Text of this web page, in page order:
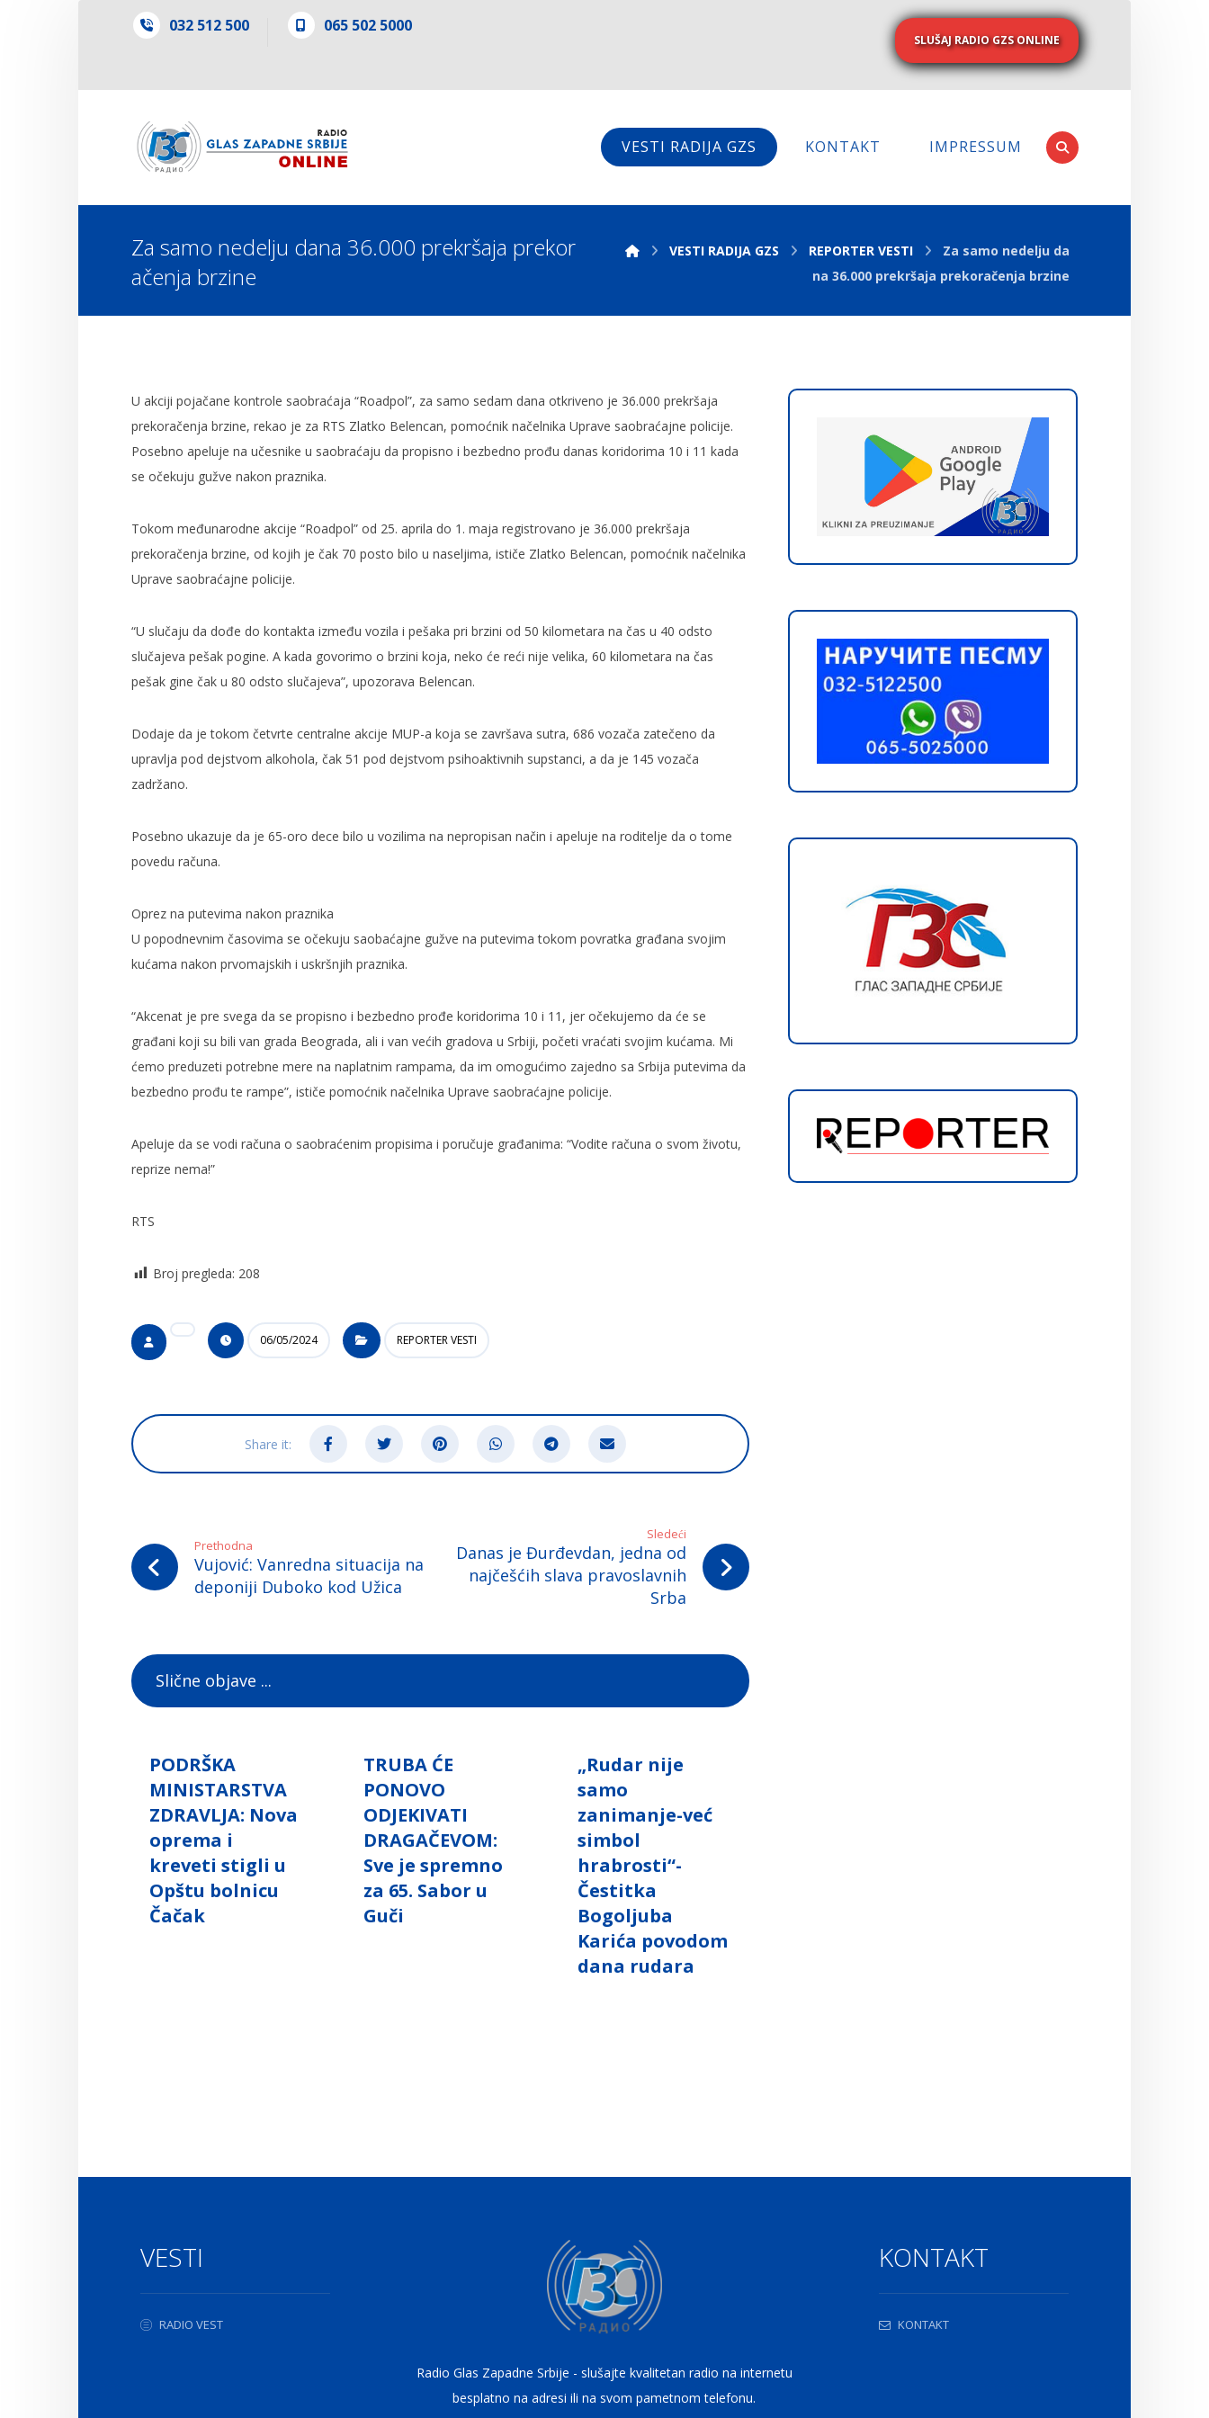
032 512 500 065 502 5000
SLUŠAJ RADIO GZS ONLINE
VESTI RADIJA GZS KONTAKT IMPRESSUM
Za samo nedelju dana 36.000 prekršaja prekor
ačenja brzine
VESTI RADIJA GZS REPORTER VESTI
Za samo nedelju da
na 36.000 prekršaja prekoračenja brzine
U akciji pojačane kontrole saobraćaja “Roadpol”, za samo sedam dana otkriveno je 36.000 prekršaja
prekoračenja brzine, rekao je za RTS Zlatko Belencan, pomoćnik načelnika Uprave saobraćajne policije.
Posebno apeluje na učesnike u saobraćaju da propisno i bezbedno prođu danas koridorima 10 i 11 kada
se očekuju gužve nakon praznika.
Tokom međunarodne akcije “Roadpol” od 25. aprila do 1. maja registrovano je 36.000 prekršaja
prekoračenja brzine, od kojih je čak 70 posto bilo u naseljima, ističe Zlatko Belencan, pomoćnik načelnika
Uprave saobraćajne policije.
“U slučaju da dođe do kontakta između vozila i pešaka pri brzini od 50 kilometara na čas u 40 odsto
slučajeva pešak pogine. A kada govorimo o brzini koja, neko će reći nije velika, 60 kilometara na čas
pešak gine čak u 80 odsto slučajeva”, upozorava Belencan.
Dodaje da je tokom četvrte centralne akcije MUP-a koja se završava sutra, 686 vozača zatečeno da
upravlja pod dejstvom alkohola, čak 51 pod dejstvom psihoaktivnih supstanci, a da je 145 vozača
zadržano.
Posebno ukazuje da je 65-oro dece bilo u vozilima na nepropisan način i apeluje na roditelje da o tome
povedu računa.
Oprez na putevima nakon praznika
U popodnevnim časovima se očekuju saobaćajne gužve na putevima tokom povratka građana svojim
kućama nakon prvomajskih i uskršnjih praznika.
“Akcenat je pre svega da se propisno i bezbedno prođe koridorima 10 i 11, jer očekujemo da će se
građani koji su bili van grada Beograda, ali i van većih gradova u Srbiji, početi vraćati svojim kućama. Mi
ćemo preduzeti potrebne mere na naplatnim rampama, da im omogućimo zajedno sa Srbija putevima da
bezbedno prođu te rampe”, ističe pomoćnik načelnika Uprave saobraćajne policije.
Apeluje da se vodi računa o saobraćenim propisima i poručuje građanima: “Vodite računa o svom životu,
reprize nema!”
RTS
Broj pregleda: 208
06/05/2024 REPORTER VESTI
Prethodna
Vujović: Vanredna situacija na
deponiji Duboko kod Užica
Sledeći
Danas je Đurđevdan, jedna od
najčešćih slava pravoslavnih
Srba
Slične objave ...
PODRŠKA
MINISTARSTVA
ZDRAVLJA: Nova
oprema i
kreveti stigli u
Opštu bolnicu
Čačak
TRUBA ĆE
PONOVO
ODJEKIVATI
DRAGAČEVOM:
Sve je spremno
za 65. Sabor u
Guči
„Rudar nije
samo
zanimanje-već
simbol
hrabrosti“-
Čestitka
Bogoljuba
Karića povodom
dana rudara
VESTI
RADIO VEST
Radio Glas Zapadne Srbije - slušajte kvalitetan radio na internetu
besplatno na adresi ili na svom pametnom telefonu.
KONTAKT
KONTAKT